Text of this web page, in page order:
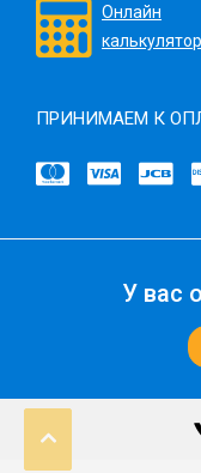
Онлайн
калькулятор
ПРИНИМАЕМ К
У вас